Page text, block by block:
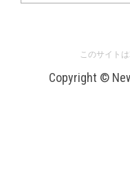
このサイト
Copyright ©